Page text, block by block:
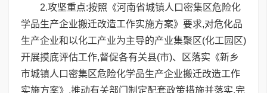
2.攻坚重点:按照《河南省城镇人口密集区危险化
学品生产企业搬迁改造工作实施方案》要求,对危化品
生产企业和以化工产业为主导的产业集聚区(化工园区)
开展摸底评估工作,督促各有关县(市)、区落实《新乡
市城镇人口密集区危险化学品生产企业搬迁改造工作
实施方案》,推动有关部门制定配套政策措施并落实,完